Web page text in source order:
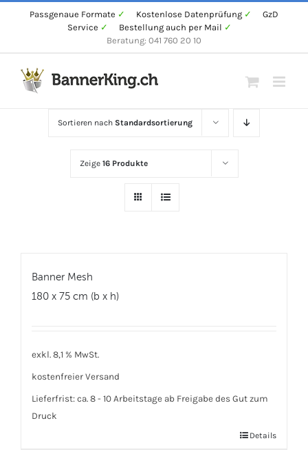
Passgenaue Formate ✓ Kostenlose Datenprüfung ✓
GzD
Service ✓ Bestellung auch per Mail ✓
Beratung: 041 760 20 10
Sortieren nach Standardsortierung
Zeige 16 Produkte
Banner Mesh
180 x 75 cm (b x h)
exkl. 8,1 % MwSt.
kostenfreier Versand
Lieferfrist: ca. 8 - 10 Arbeitstage ab Freigabe des Gut zum
Druck
Details